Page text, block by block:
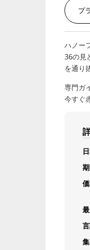
プ
ハノー
36の見
を通り
専門ガ
今すぐ